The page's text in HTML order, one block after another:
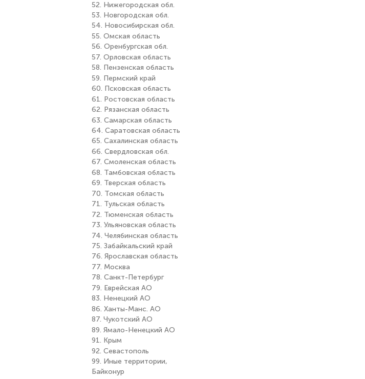
52. Нижегородская обл.
53. Новгородская обл.
54. Новосибирская обл.
55. Омская область
56. Оренбургская обл.
57. Орловская область
58. Пензенская область
59. Пермский край
60. Псковская область
61. Ростовская область
62. Рязанская область
63. Самарская область
64. Саратовская область
65. Сахалинская область
66. Свердловская обл.
67. Смоленская область
68. Тамбовская область
69. Тверская область
70. Томская область
71. Тульская область
72. Тюменская область
73. Ульяновская область
74. Челябинская область
75. Забайкальский край
76. Ярославская область
77. Москва
78. Санкт-Петербург
79. Еврейская АО
83. Ненецкий АО
86. Ханты-Манс. АО
87. Чукотский АО
89. Ямало-Ненецкий АО
91. Крым
92. Севастополь
99. Иные территории,
Байконур